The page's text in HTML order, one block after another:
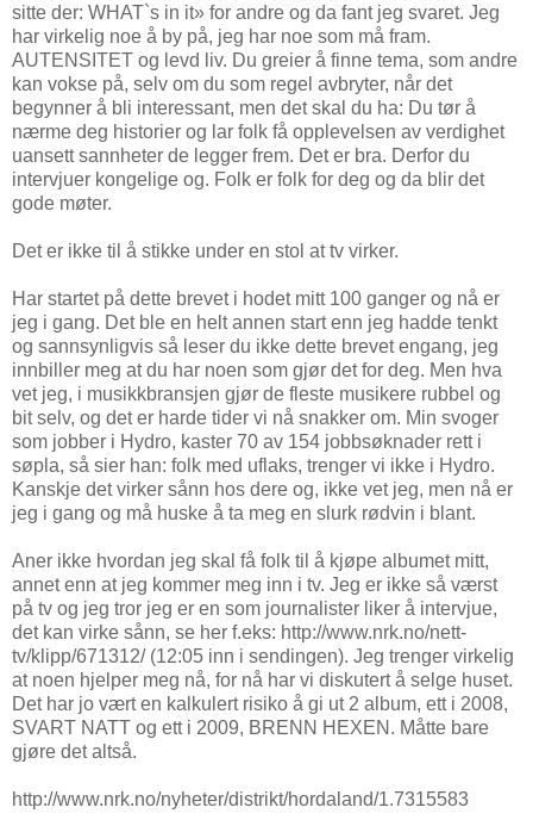
sitte der: WHAT`s in it» for andre og da fant jeg svaret. Jeg
har virkelig noe å by på, jeg har noe som må fram.
AUTENSITET og levd liv. Du greier å finne tema, som andre
kan vokse på, selv om du som regel avbryter, når det
begynner å bli interessant, men det skal du ha: Du tør å
nærme deg historier og lar folk få opplevelsen av verdighet
uansett sannheter de legger frem. Det er bra. Derfor du
intervjuer kongelige og. Folk er folk for deg og da blir det
gode møter.
Det er ikke til å stikke under en stol at tv virker.
Har startet på dette brevet i hodet mitt 100 ganger og nå er
jeg i gang. Det ble en helt annen start enn jeg hadde tenkt
og sannsynligvis så leser du ikke dette brevet engang, jeg
innbiller meg at du har noen som gjør det for deg. Men hva
vet jeg, i musikkbransjen gjør de fleste musikere rubbel og
bit selv, og det er harde tider vi nå snakker om. Min svoger
som jobber i Hydro, kaster 70 av 154 jobbsøknader rett i
søpla, så sier han: folk med uflaks, trenger vi ikke i Hydro.
Kanskje det virker sånn hos dere og, ikke vet jeg, men nå er
jeg i gang og må huske å ta meg en slurk rødvin i blant.
Aner ikke hvordan jeg skal få folk til å kjøpe albumet mitt,
annet enn at jeg kommer meg inn i tv. Jeg er ikke så værst
på tv og jeg tror jeg er en som journalister liker å intervjue,
det kan virke sånn, se her f.eks: http://www.nrk.no/nett-
tv/klipp/671312/ (12:05 inn i sendingen). Jeg trenger virkelig
at noen hjelper meg nå, for nå har vi diskutert å selge huset.
Det har jo vært en kalkulert risiko å gi ut 2 album, ett i 2008,
SVART NATT og ett i 2009, BRENN HEXEN. Måtte bare
gjøre det altså.
http://www.nrk.no/nyheter/distrikt/hordaland/1.7315583